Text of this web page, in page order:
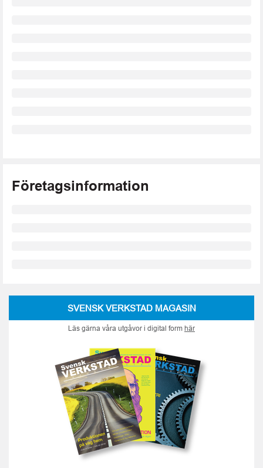
Företagsinformation
SVENSK VERKSTAD MAGASIN
Läs gärna våra utgåvor i digital form här